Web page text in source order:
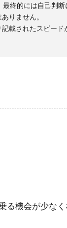
終的には自己判断
りません。
載されたスピー
機会が少なく